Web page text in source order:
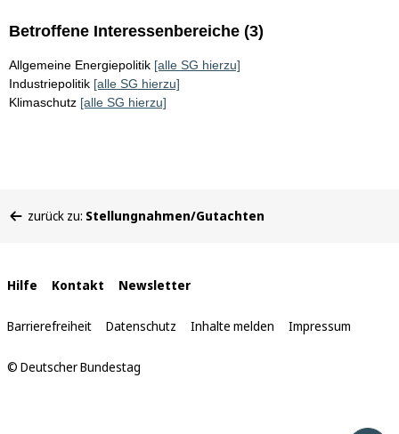
Betroffene Interessenbereiche (3)
Allgemeine Energiepolitik [alle SG hierzu]
Industriepolitik [alle SG hierzu]
Klimaschutz [alle SG hierzu]
befinden
zurück zu: Stellungnahmen/Gutachten
Interne
Links
Hilfe Kontakt Newsletter
Barrierefreiheit Datenschutz Inhalte melden Impressum
© Deutscher Bundestag